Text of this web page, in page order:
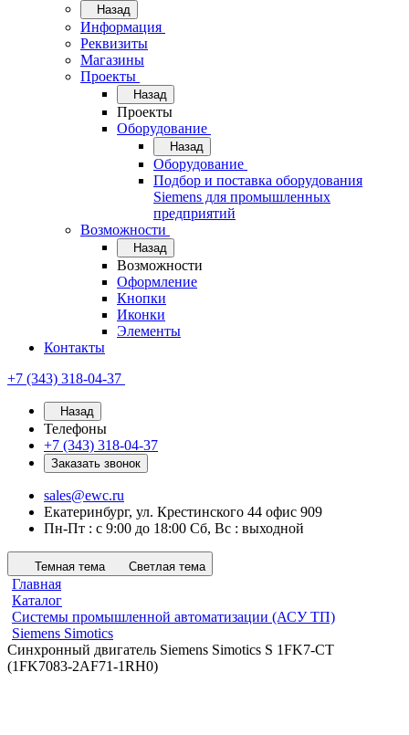
Назад
Информация
Реквизиты
Магазины
Проекты
Назад
Проекты
Оборудование
Назад
Оборудование
Подбор и поставка оборудования
Siemens для промышленных
предприятий
Возможности
Назад
Возможности
Оформление
Кнопки
Иконки
Элементы
Контакты
+7 (343) 318-04-37
Назад
Телефоны
+7 (343) 318-04-37
Заказать звонок
sales@ewc.ru
Екатеринбург, ул. Крестинского 44 офис 909
Пн-Пт : с 9:00 до 18:00 Сб, Вс : выходной
Темная тема Светлая тема
Главная
Каталог
Системы промышленной автоматизации (АСУ ТП)
Siemens Simotics
Синхронный двигатель Siemens Simotics S 1FK7-CT
(1FK7083-2AF71-1RH0)